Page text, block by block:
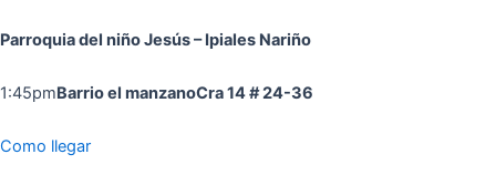
Parroquia del niño Jesús– Ipiales Nariño
1:45pmBarrio el manzanoCra 14 # 24-36
Como llegar